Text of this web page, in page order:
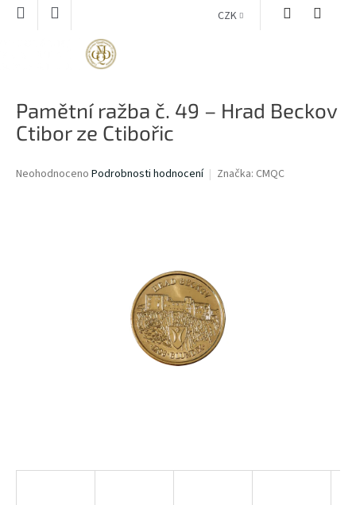
Přejít
CZK
Pamětní ražba č. 49 – Hrad Beckov
Ctibor ze Ctibořic
Průměrné
Neohodnoceno Podrobnosti hodnocení Značka: CMQC